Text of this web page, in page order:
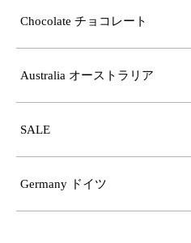
Chocolate チョコレート
Australia オーストラリア
SALE
Germany ドイツ